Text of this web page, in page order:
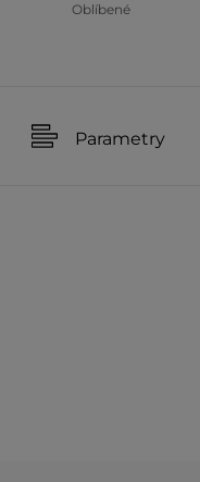
Oblíbené
Parametry